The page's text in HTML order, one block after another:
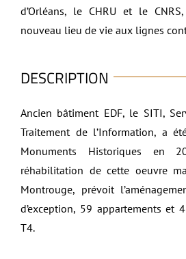
d’Orléans, le CHRU et le
nouveau lieu de vie aux lignes
DESCRIPTION
Ancien bâtiment EDF, le SITI,
Traitement de l’Information, a
Monuments Historiques en
réhabilitation de cette oeuvre
Montrouge, prévoit
d’exception, 59 appartements et
T4.